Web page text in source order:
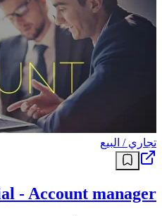
تجاري / البيع
- Account manager